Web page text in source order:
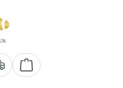
Warenkorb enthält 0